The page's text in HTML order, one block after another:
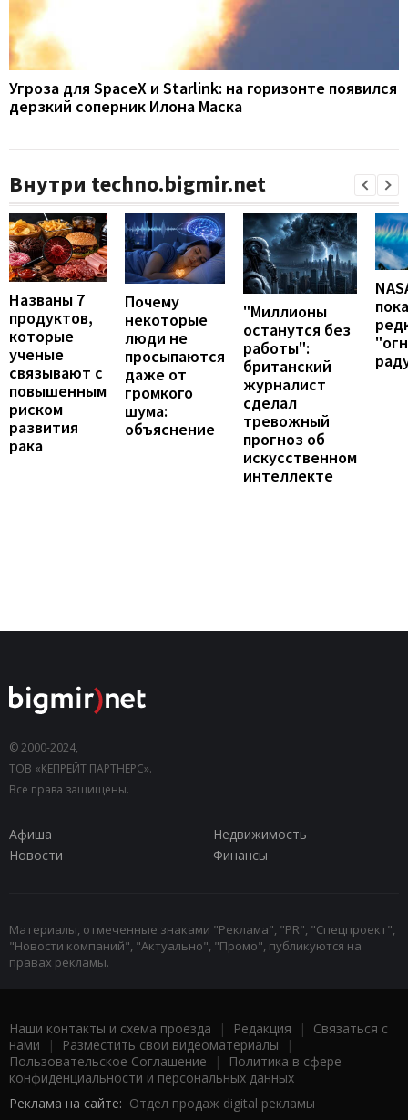
Угроза для SpaceX и Starlink: на горизонте появился
дерзкий соперник Илона Маска
Внутри techno.bigmir.net
Названы 7
продуктов,
которые
ученые
связывают с
повышенным
риском
развития
рака
Почему
некоторые
люди не
просыпаются
даже от
громкого
шума:
объяснение
"Миллионы
останутся без
работы":
британский
журналист
сделал
тревожный
прогноз об
искусственном
интеллекте
© 2000-2024,
ТОВ «КЕПРЕЙТ ПАРТНЕРС».
Все права защищены.
Афиша
Недвижимость
Новости
Финансы
Материалы, отмеченные знаками "Реклама", "PR", "Спецпроект",
"Новости компаний", "Актуально", "Промо", публикуются на
правах рекламы.
Наши контакты и схема проезда | Редакция | Связаться с
нами | Разместить свои видеоматериалы |
Пользовательское Соглашение |
Политика в сфере
конфиденциальности и персональных данных
Реклама на сайте: Отдел продаж digital рекламы